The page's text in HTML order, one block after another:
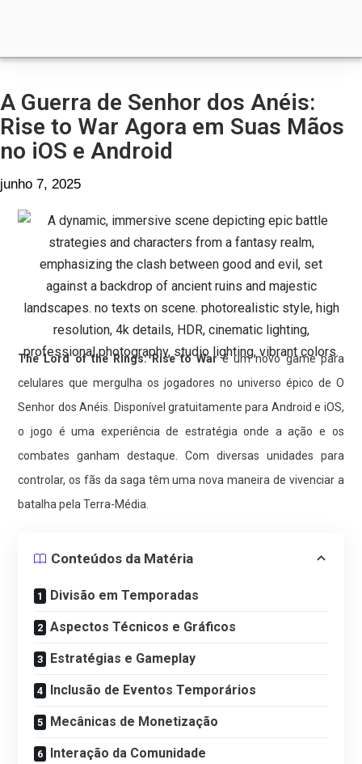
A Guerra de Senhor dos Anéis:
Rise to War Agora em Suas Mãos
no iOS e Android
junho 7, 2025
The Lord of the Rings: Rise to Waré um novo game para
celulares que mergulha os jogadores no universo épico de O
Senhor dos Anéis. Disponível gratuitamente para Android e iOS,
o jogo é uma experiência de estratégia onde a ação e os
combates ganham destaque. Com diversas unidades para
controlar, os fãs da saga têm uma nova maneira de vivenciar a
batalha pela Terra-Média.
Conteúdos da Matéria
Divisão em Temporadas
Aspectos Técnicos e Gráficos
Estratégias e Gameplay
Inclusão de Eventos Temporários
Mecânicas de Monetização
Interação da Comunidade